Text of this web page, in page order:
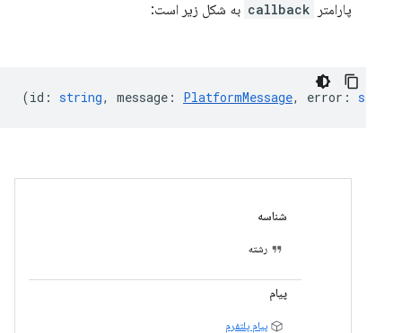
پارامتر callback به شکل زیر است:
(id : string, message : PlatformMessage, error : string
شناسه
رشته
پیام
پیام پلتفرم